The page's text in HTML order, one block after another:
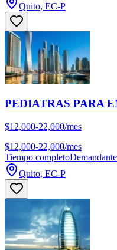
Quito, EC-P
PEDIATRAS PARA
$12,000-22,000/mes
$12,000-22,000/mes
Tiempo completo
Quito, EC-P